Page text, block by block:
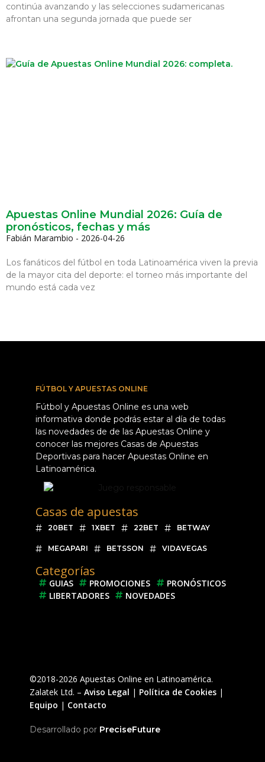
continúa avanzando y las selecciones sudamericanas
afrontan una segunda jornada que puede ser
Apuestas Online Mundial 2026: Guía de
pronósticos, fechas y más
Fabián Marambio 2026-04-26
Los fanáticos del fútbol en toda Latinoamérica viven la previa
de la mayor cita del deporte: el torneo más importante del
mundo está cada vez
FÚTBOL Y APUESTAS ONLINE
Fútbol y Apuestas Online es una web
informativa donde podrás estar al día de todas
las novedades de de las Apuestas Online y
conocer las mejores Casas de Apuestas
Deportivas para hacer Apuestas Online en
Latinoamérica.
Casas de apuestas
20BET 1XBET 22BET BETWAY
MEGAPARI BETSSON VIDAVEGAS
Categorías
GUIAS PROMOCIONES
PRONÓSTICOS
LIBERTADORES
NOVEDADES
©2018-2026 Apuestas Online en Latinoamérica.
Zalatek Ltd. – Aviso Legal | Política de Cookies |
Equipo | Contacto
Desarrollado por PreciseFuture